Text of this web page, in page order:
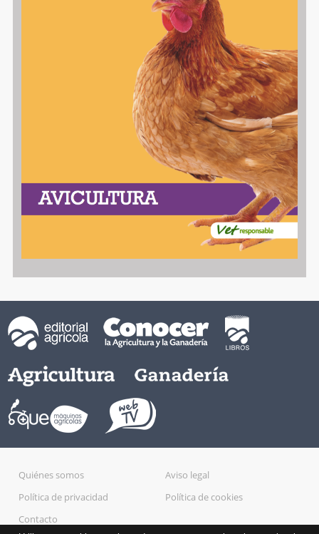
Quiénes somos
Aviso legal
Política de privacidad
Política de cookies
Contacto